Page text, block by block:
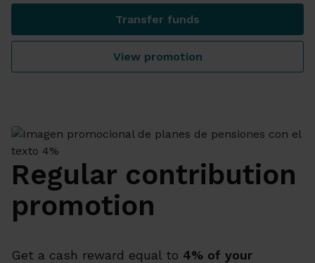
Transfer fundsPension plan switch
View promotionPension plan switch
Regular contribution
promotion
Get a cash reward equal to 4% of your